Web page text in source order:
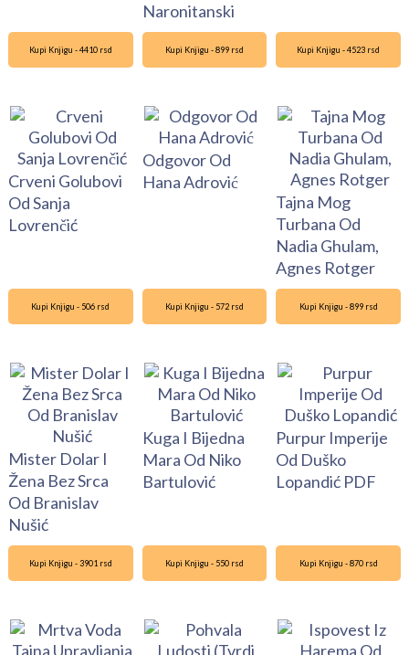
Naronitanski
Kupi Knjigu - 4410 rsd
Crveni Golubovi
Od Sanja
Lovrenčić
Kupi Knjigu - 899 rsd
Odgovor Od
Hana Adrović
Kupi Knjigu - 4523 rsd
Tajna Mog
Turbana Od
Nadia Ghulam,
Agnes Rotger
Kupi Knjigu - 506 rsd
Mister Dolar I
Žena Bez Srca
Od Branislav
Nušić
Kupi Knjigu - 572 rsd
Kuga I Bijedna
Mara Od Niko
Bartulović
Kupi Knjigu - 899 rsd
Purpur Imperije
Od Duško
Lopandić PDF
Kupi Knjigu - 3901 rsd Kupi Knjigu - 550 rsd Kupi Knjigu - 870 rsd